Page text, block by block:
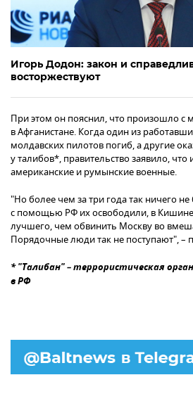
Игорь Додон: закон и
восторжествуют
При этом он пояснил, что произошло с
в Афганистане. Когда один из
молдавских пилотов погиб, а другие
у талибов*, правительство заявило, что
американские и румынские военные.
"Но более чем за три года так ничего
с помощью РФ их освободили, в
лучшего, чем обвинить Москву во
Порядочные люди так не поступают", –
* "Талибан" – террористическая
в РФ